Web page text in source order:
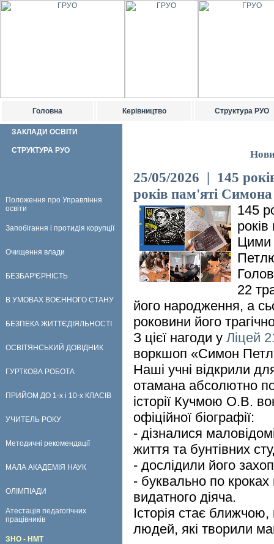
Головна Керівництво Структура РУО
ЗАКЛАДИ ОСВІТИ
СТРУКТУРА РУО
Положення про Управління
освіти
Запобігання і протидія корупції
Очищення влади
БЕЗБАР'ЄРНІСТЬ
В УМОВАХ ВОЄННОГО СТАНУ
БЕЗПЕКА ЖИТТЄДІЯЛЬНОСТІ
ОСВІТЯНСЬКИЙ ДОВІДНИК
ГУРТКОВА РОБОТА
ПРИЙОМ ДО 1-х і 10-х КЛАСІВ
УЧИТЕЛЬ РОКУ
Методичні рекомендації
МАЛА АКАДЕМІЯ НАУК
ОЛІМПІАДИ
Атестація педагогічних
працівників
ЗНО - НМТ
25/05/2026 | 145
років пам'яті
145
Цими
22
його народження, а
роковини його
З цієї нагоди у Ліцей
воркшоп «Симон
Наші учні відкрили
отамана абсолютно
історії Кучмою О.В.
офіційної біографії:
- дізналися
життя та бунтівних
- дослідили його
- буквально по
видатного діяча.
Історія стає
людей, які творили